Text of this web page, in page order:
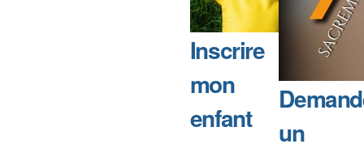
Inscrire
mon
enfant
un